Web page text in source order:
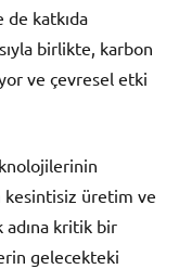
katkıda
birlikte, karbon
ve çevresel etki
kesintisiz üretim ve
kritik bir
gelecekteki